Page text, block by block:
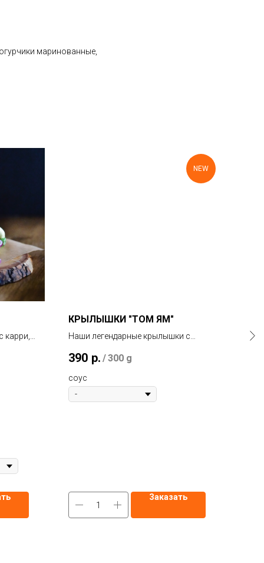
маринованные,
карри,
NEW
КРЫЛЫШКИ "ТОМ ЯМ"
Наши легендарные крылышки с
крыльев
390 р. /300 g
соус
Заказать